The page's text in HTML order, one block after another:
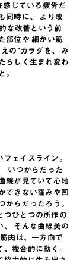
じている疲労だ
同時に、 より改
な改善という前
部位や 細かい筋
の”カラダを、 み
らしく生まれ変わ
。
ェイスライン。
いつからだった
線が見ていて心地
できない窪みや凹
からだったろう。
つひとつの所作の
、 そんな曲線美の
肉は、一方向で
複合的に動く。